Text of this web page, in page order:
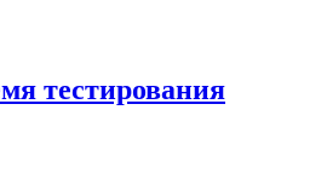
тестирования